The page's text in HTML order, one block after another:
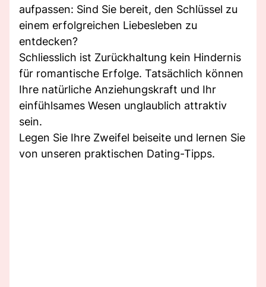
aufpassen: Sind Sie bereit, den Schlüssel zu
einem erfolgreichen Liebesleben zu
entdecken?
Schliesslich ist Zurückhaltung kein Hindernis
für romantische Erfolge. Tatsächlich können
Ihre natürliche Anziehungskraft und Ihr
einfühlsames Wesen unglaublich attraktiv
sein.
Legen Sie Ihre Zweifel beiseite und lernen Sie
von unseren praktischen Dating-Tipps.